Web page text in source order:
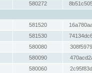
580272
581520
581530
580080
580090
580060